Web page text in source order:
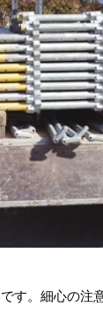
す。細心の注